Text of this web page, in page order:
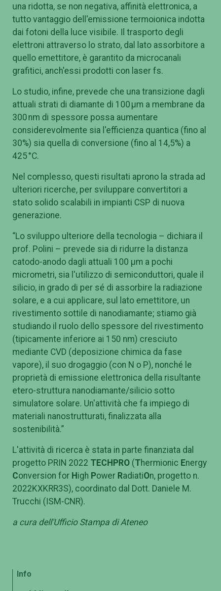
una ridotta, se non negativa, affinità elettronica, a
tutto vantaggio dell'emissione termoionica indotta
dai fotoni della luce visibile. Il trasporto degli
elettroni attraverso lo strato, dal lato assorbitore a
quello emettitore, è garantito da microcanali
grafitici, anch'essi prodotti con laser fs.
Lo studio, infine, prevede che una transizione dagli
attuali strati di diamante di 100 µm a membrane da
300 nm di spessore possa aumentare
considerevolmente sia l'efficienza quantica (fino al
30%) sia quella di conversione (fino al 14,5%) a
425 °C.
Nel complesso, questi risultati aprono la strada ad
ulteriori ricerche, per sviluppare convertitori a
stato solido scalabili in impianti CSP di nuova
generazione.
“Lo sviluppo ulteriore della tecnologia – dichiara il
prof. Polini – prevede sia di ridurre la distanza
catodo-anodo dagli attuali 100 µm a pochi
micrometri, sia l'utilizzo di semiconduttori, quale il
silicio, in grado di per sé di assorbire la radiazione
solare, e a cui applicare, sul lato emettitore, un
rivestimento sottile di nanodiamante; stiamo già
studiando il ruolo dello spessore del rivestimento
(tipicamente inferiore ai 150 nm) cresciuto
mediante CVD (deposizione chimica da fase
vapore), il suo drogaggio (con N o P), nonché le
proprietà di emissione elettronica della risultante
etero-struttura nanodiamante/silicio sotto
simulatore solare. Un'attività che fa impiego di
materiali nanostrutturati, finalizzata alla
sostenibilità.”
L'attività di ricerca è stata in parte finanziata dal
progetto PRIN 2022 TECHPRO (Thermionic Energy
Conversion for H igh Power RadiatiOn, progetto n.
2022KXKRR3S), coordinato dal Dott. Daniele M.
Trucchi (ISM-CNR).
a cura dell'Ufficio Stampa di Ateneo
Info